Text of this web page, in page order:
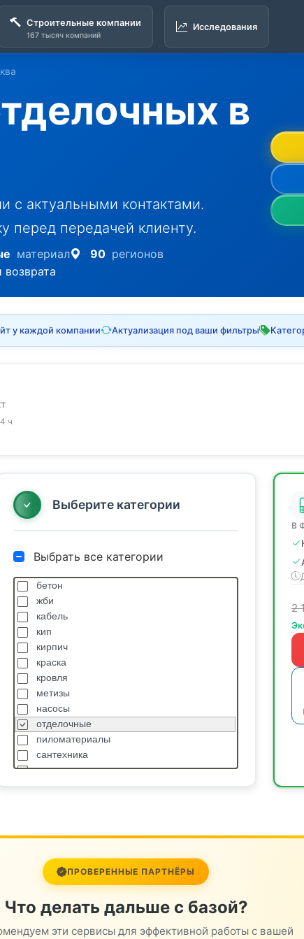
Строительные компании
167 тысяч компаний
Исследования
в
с актуальными контактами.
перед передачей клиенту.
материал 90 регионов
возврата
у каждой компании Актуализация под ваши фильтры
ч
Выберите категории
Выбрать все категории
бетон
жби
кабель
кип
кирпич
краска
кровля
метизы
насосы
отделочные
пиломатериалы
сантехника
спецодежда
цветной металл
В
2
ПРОВЕРЕННЫЕ ПАРТНЁРЫ
Что делать дальше с базой?
эти сервисы для эффективной работы с вашей